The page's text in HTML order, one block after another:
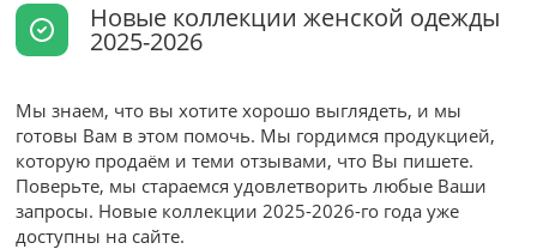
Новые коллекции женской одежды
2025-2026
Мы знаем, что вы хотите хорошо выглядеть, и мы
готовы Вам в этом помочь. Мы гордимся продукцией,
которую продаём и теми отзывами, что Вы пишете.
Поверьте, мы стараемся удовлетворить любые Ваши
запросы. Новые коллекции 2025-2026-го года уже
доступны на сайте.